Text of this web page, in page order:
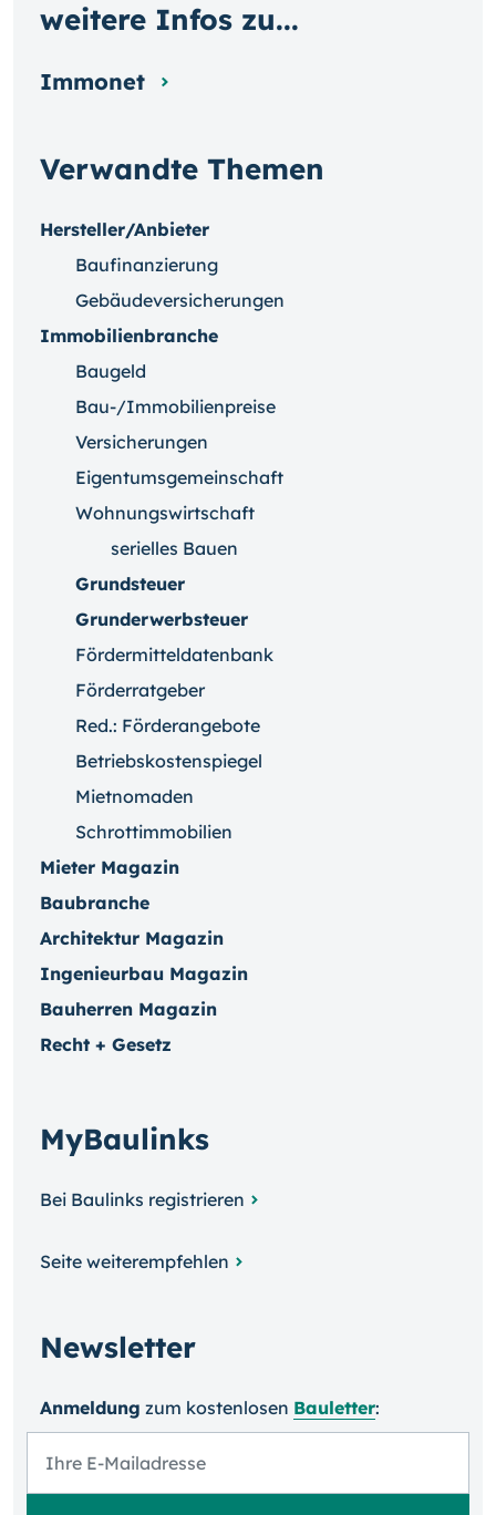
Verwandte Themen
Hersteller/Anbieter
Baufinanzierung
Gebäudeversicherungen
Immobilienbranche
Baugeld
Bau-/Immobilienpreise
Versicherungen
Eigentumsgemeinschaft
Wohnungswirtschaft
serielles Bauen
Grundsteuer
Grunderwerbsteuer
Fördermitteldatenbank
Förderratgeber
Red.: Förderangebote
Betriebskostenspiegel
Mietnomaden
Schrottimmobilien
Mieter Magazin
Baubranche
Architektur Magazin
Ingenieurbau Magazin
Bauherren Magazin
Recht + Gesetz
MyBaulinks
Bei Baulinks registrieren
Seite weiterempfehlen
Newsletter
Anmeldung zum kosten­losen Bauletter:
weitere Infos zu...
Immonet